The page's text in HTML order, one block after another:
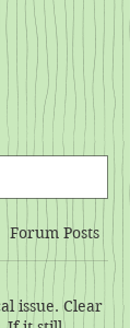
Forum Posts
issue. Clear